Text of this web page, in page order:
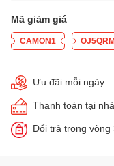
Mã giảm giá
CAMON1
Ưu đãi mỗi ngày
Thanh toán tại nhà
Đổi trả trong vòng